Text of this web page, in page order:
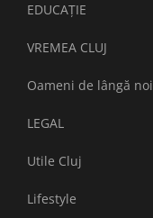
EDUCAȚIE
VREMEA CLUJ
Oameni de lângă noi
LEGAL
Utile Cluj
Lifestyle